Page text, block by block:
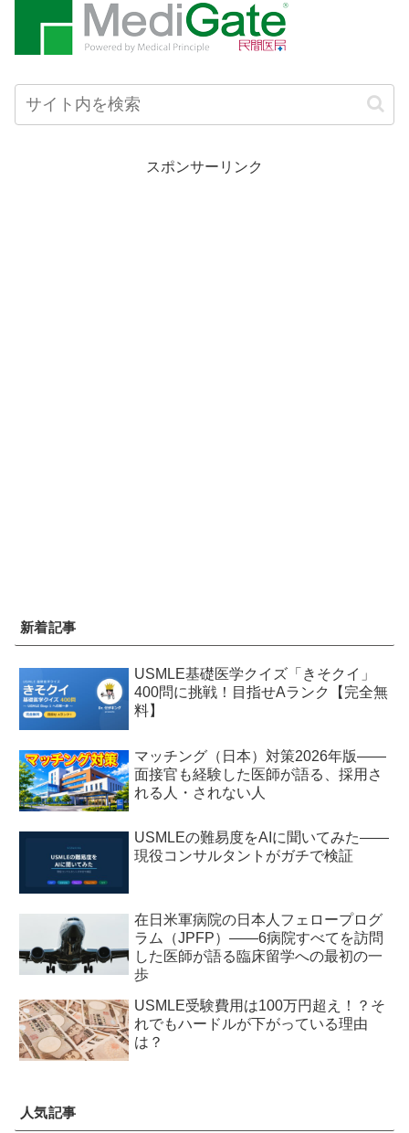
スポンサーリンク
新着記事
USMLE基礎医学クイズ「きそクイ」
400問に挑戦！目指せAランク【完全無
料】
マッチング（日本）対策2026年版——
面接官も経験した医師が語る、採用さ
れる人・されない人
USMLEの難易度をAIに聞いてみた——
現役コンサルタントがガチで検証
在日米軍病院の日本人フェロープログ
ラム（JPFP）——6病院すべてを訪問
した医師が語る臨床留学への最初の一
歩
USMLE受験費用は100万円超え！？そ
れでもハードルが下がっている理由
は？
人気記事